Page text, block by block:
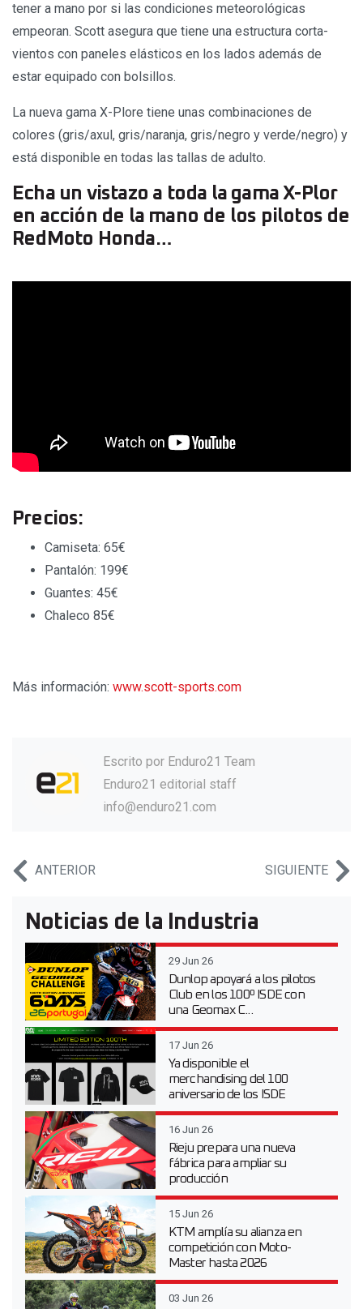
tener a mano por si las condiciones meteorológicas
empeoran. Scott asegura que tiene una estructura corta-
vientos con paneles elásticos en los lados además de
estar equipado con bolsillos.
La nueva gama X-Plore tiene unas combinaciones de
colores (gris/axul, gris/naranja, gris/negro y verde/negro) y
está disponible en todas las tallas de adulto.
Echa un vistazo a toda la gama X-Plor
en acción de la mano de los pilotos de
RedMoto Honda…
Precios:
Camiseta: 65€
Pantalón: 199€
Guantes: 45€
Chaleco 85€
Más información: www.scott-sports.com
Escrito por Enduro21 Team
Enduro21 editorial staff
info@enduro21.com
ANTERIOR SIGUIENTE
Noticias de la Industria
29 Jun 26
Dunlop apoyará a los pilotos
Club en los 100º ISDE con
una Geomax C...
17 Jun 26
Ya disponible el
merchandising del 100
aniversario de los ISDE
16 Jun 26
Rieju prepara una nueva
fábrica para ampliar su
producción
15 Jun 26
KTM amplía su alianza en
competición con Moto-
Master hasta 2026
03 Jun 26